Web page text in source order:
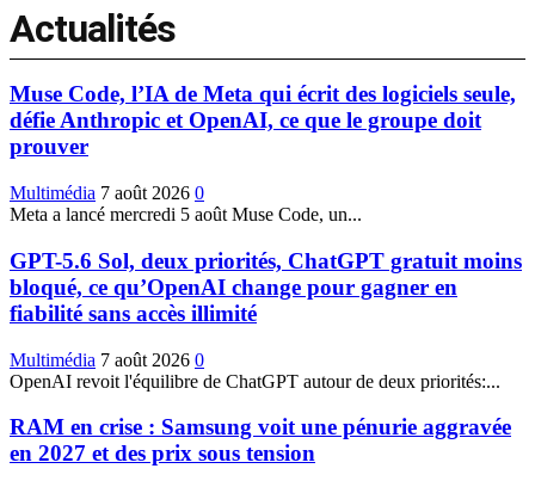
Actualités
Muse Code, l’IA de Meta qui écrit des logiciels seule,
défie Anthropic et OpenAI, ce que le groupe doit
prouver
Multimédia 7 août 2026 0
Meta a lancé mercredi 5 août Muse Code, un...
GPT-5.6 Sol, deux priorités, ChatGPT gratuit moins
bloqué, ce qu’OpenAI change pour gagner en
fiabilité sans accès illimité
Multimédia 7 août 2026 0
OpenAI revoit l'équilibre de ChatGPT autour de deux priorités:...
RAM en crise : Samsung voit une pénurie aggravée
en 2027 et des prix sous tension